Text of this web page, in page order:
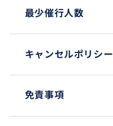
最少催行人数
キャンセルポリシー
免責事項